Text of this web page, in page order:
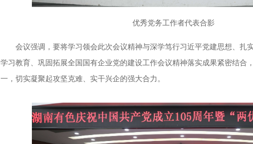
优秀党务工作者代表合影
会议强调，要将学习领会此次会议精神与深学笃行习近平党建思想、扎
学习教育、巩固拓展全国国有企业党的建设工作会议精神落实成果紧密结合
一，切实凝聚起攻坚克难、实干兴企的强大合力。